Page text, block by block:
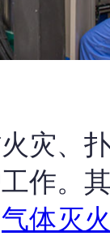
灾、
作。
气体灭